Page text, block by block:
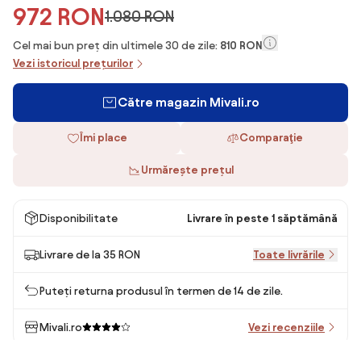
972 RON1.080 RON
Cel mai bun preț din ultimele 30 de zile: 810 RON
Vezi istoricul prețurilor
Către magazin Mivali.ro
Îmi place Comparaţie
Urmărește prețul
Disponibilitate Livrare în peste 1 săptămână
Livrare de la 35 RON Toate livrările
Puteți returna produsul în termen de 14 de zile.
Mivali.ro Vezi recenziile